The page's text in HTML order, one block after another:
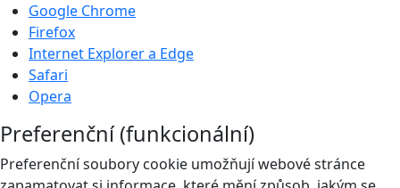
Google Chrome
Firefox
Internet Explorer a Edge
Safari
Opera
Preferenční (funkcionální)
Preferenční soubory cookie umožňují webové stránce